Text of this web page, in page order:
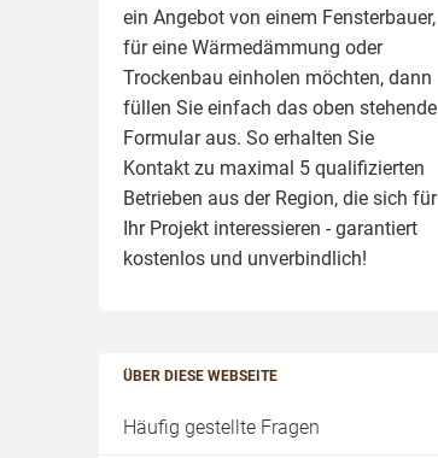
ein Angebot von einem Fensterbauer,
für eine Wärmedämmung oder
Trockenbau einholen möchten, dann
füllen Sie einfach das oben stehende
Formular aus. So erhalten Sie
Kontakt zu maximal 5 qualifizierten
Betrieben aus der Region, die sich für
Ihr Projekt interessieren - garantiert
kostenlos und unverbindlich!
ÜBER DIESE WEBSEITE
Häufig gestellte Fragen